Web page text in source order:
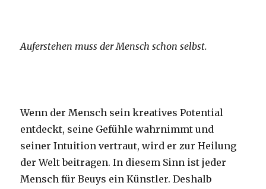
Auferstehen muss der Mensch schon selbst.
Wenn der Mensch sein kreatives Potential
entdeckt, seine Gefühle wahrnimmt und
seiner Intuition vertraut, wird er zur Heilung
der Welt beitragen. In diesem Sinn ist jeder
Mensch für Beuys ein Künstler. Deshalb